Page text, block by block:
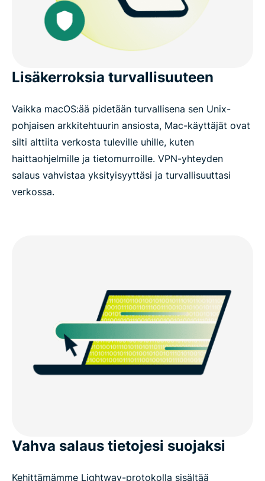
Lisäkerroksia turvallisuuteen
Vaikka macOS:ää pidetään turvallisena sen Unix-
pohjaisen arkkitehtuurin ansiosta, Mac-käyttäjät ovat
silti alttiita verkosta tuleville uhille, kuten
haittaohjelmille ja tietomurroille. VPN-yhteyden
salaus vahvistaa yksityisyyttäsi ja turvallisuuttasi
verkossa.
Vahva salaus tietojesi suojaksi
Kehittämämme Lightway-protokolla sisältää